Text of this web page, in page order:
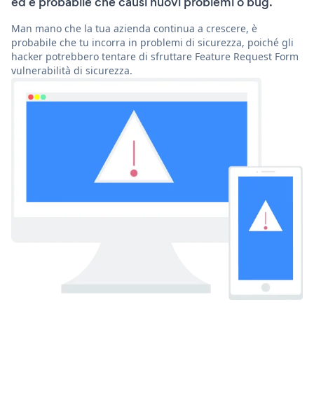
Man mano che la tua azienda continua a crescere, è
probabile che tu incorra in problemi di sicurezza, poiché gli
hacker potrebbero tentare di sfruttare Feature Request Form
vulnerabilità di sicurezza.